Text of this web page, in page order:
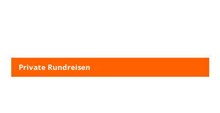
Private Rundreisen